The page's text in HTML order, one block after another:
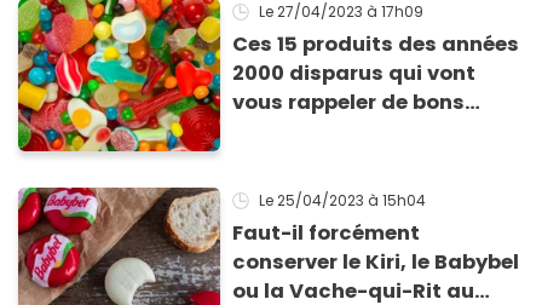
Le 27/04/2023 à 17h09
Ces 15 produits des années
2000 disparus qui vont
vous rappeler de bons
Le 25/04/2023 à 15h04
Faut-il forcément
conserver le Kiri, le Babybel
ou la Vache-qui-Rit au